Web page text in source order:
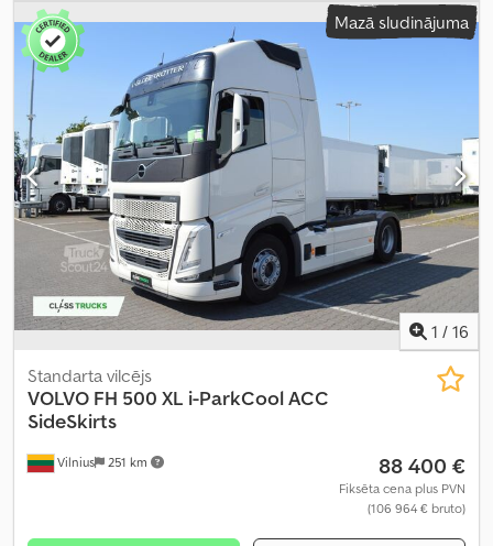
veids:automātisks, emisijas klase:Euro 6, Ražošanas gads:2025,
cilindru skaits:
, dzinēja tilpums:12 777 cm³
kreisais
, Aprīkojums:pilna apkope vēsture, stūres pastiprinātājs
Mazā sludinājuma
1 / 16
Vilnius 251 km
Standarta vilcējs
VOLVO FH 500 XL i-ParkCool ACC
SideSkirts
88 400 €
Fiksēta cena plus PVN
(106 964 € bruto)